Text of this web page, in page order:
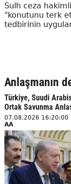
Sulh ceza
"konutunu terk
tedbirinin
Anlaşmanın
Türkiye, Suudi
Ortak Savunma
07.08.2026 16:20:00
AA